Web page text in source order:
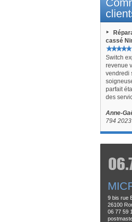
cassé
Switch
revenue
vendredi
parfait
des
Anne-
794 2023
9 bis rue
26100
06 77 59